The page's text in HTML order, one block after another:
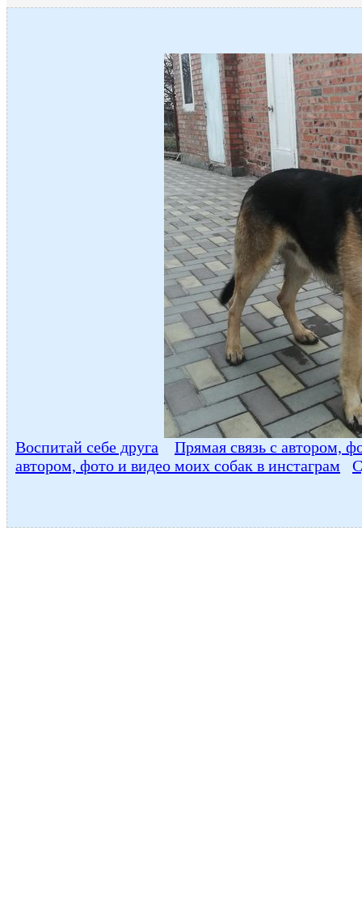
Воспитай себе друга
Прямая связь с автором,
автором, фото и видео моих собак в инстаграм